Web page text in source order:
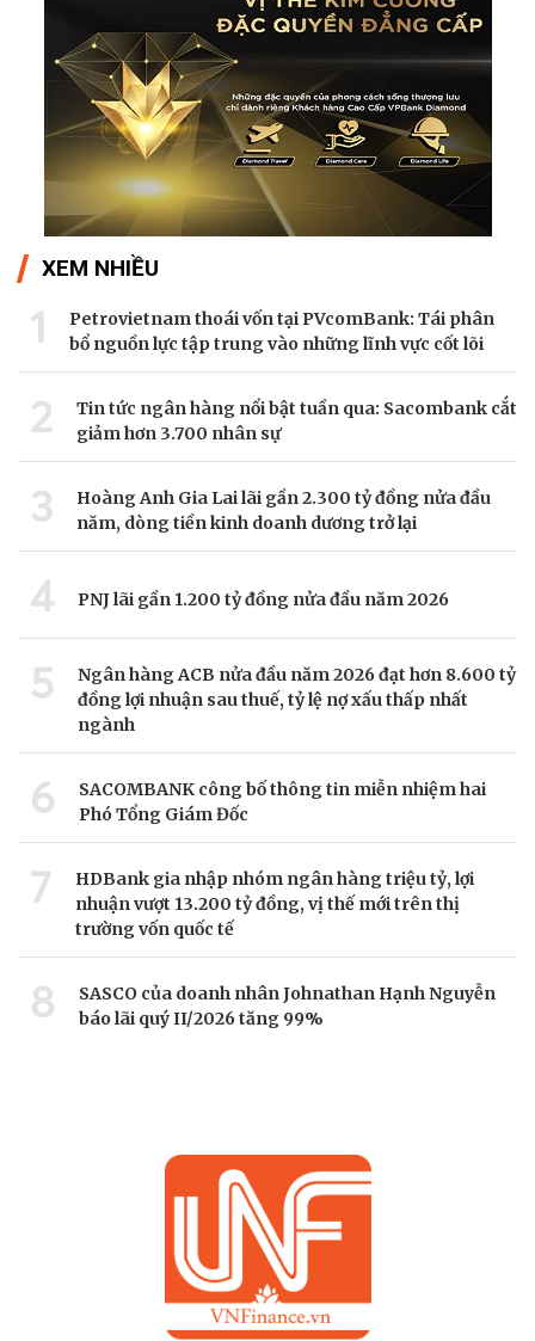
XEM NHIỀU
1
Petrovietnam thoái vốn tại PVcomBank: Tái phân
bổ nguồn lực tập trung vào những lĩnh vực cốt lõi
2
Tin tức ngân hàng nổi bật tuần qua: Sacombank cắt
giảm hơn 3.700 nhân sự
3
Hoàng Anh Gia Lai lãi gần 2.300 tỷ đồng nửa đầu
năm, dòng tiền kinh doanh dương trở lại
4 PNJ lãi gần 1.200 tỷ đồng nửa đầu năm 2026
5
Ngân hàng ACB nửa đầu năm 2026 đạt hơn 8.600 tỷ
đồng lợi nhuận sau thuế, tỷ lệ nợ xấu thấp nhất
ngành
6
SACOMBANK công bố thông tin miễn nhiệm hai
Phó Tổng Giám Đốc
7
HDBank gia nhập nhóm ngân hàng triệu tỷ, lợi
nhuận vượt 13.200 tỷ đồng, vị thế mới trên thị
trường vốn quốc tế
8
SASCO của doanh nhân Johnathan Hạnh Nguyễn
báo lãi quý II/2026 tăng 99%